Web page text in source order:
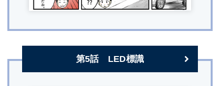
第5話 LED標識